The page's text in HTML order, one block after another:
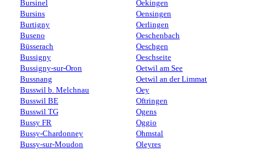
Bursinel
Bursins
Burtigny
Buseno
Büsserach
Bussigny
Bussigny-sur-Oron
Bussnang
Busswil b. Melchnau
Busswil BE
Busswil TG
Bussy FR
Bussy-Chardonney
Bussy-sur-Moudon
Oekingen
Oensingen
Oerlingen
Oeschenbach
Oeschgen
Oeschseite
Oetwil am See
Oetwil an der Limmat
Oey
Oftringen
Ogens
Oggio
Ohmstal
Oleyres